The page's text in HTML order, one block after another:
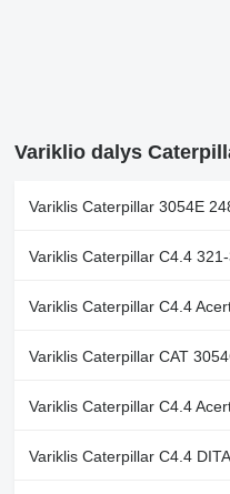
Variklio dalys
Variklis Caterpillar 3054E
Variklis Caterpillar C4.4
Variklis Caterpillar C4.4
Variklis Caterpillar CAT
Variklis Caterpillar C4.4
Variklis Caterpillar C4.4